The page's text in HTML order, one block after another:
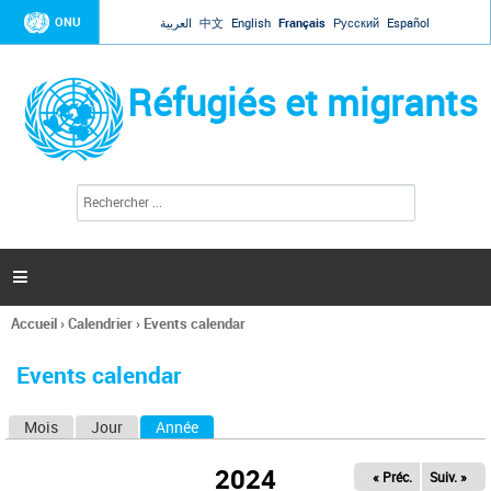
Jump to navigation
ONU العربية 中文 English Français Русский Español
Réfugiés et migrants
l
c
h
e

Vous
ici
Accueil›Calendrier› Events calendar
Events calendar
Mois Jour Année
2024 « Préc. Suiv. »